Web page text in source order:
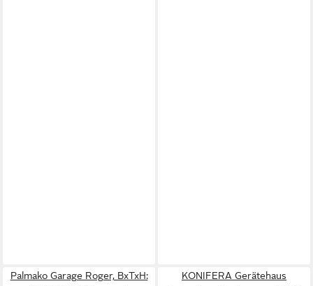
Palmako Garage Roger, BxTxH:
KONIFERA Gerätehaus